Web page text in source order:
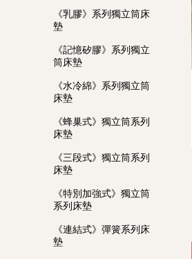
《乳膠》系列獨立筒床
墊
《記憶矽膠》系列獨立
筒床墊
《水冷綿》系列獨立筒
床墊
《蜂巢式》獨立筒系列
床墊
《三段式》獨立筒系列
床墊
《特別加強式》獨立筒
系列床墊
《連結式》彈簧系列床
墊